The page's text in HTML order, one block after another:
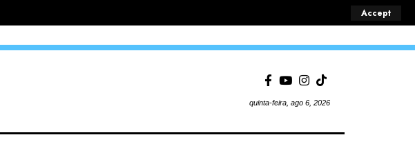
Accept
quinta-feira, ago 6, 2026